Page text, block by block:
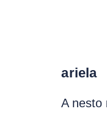
ariela
A nesto